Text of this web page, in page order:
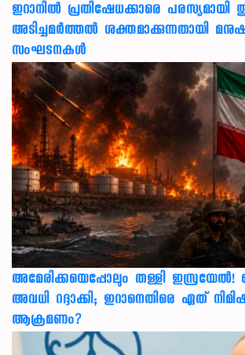
ഇറാനിൽ പ്രതിഷേധക്കാരെ പരസ്യമായി
അടിച്ചമർത്തൽ ശക്തമാക്കുന്നതായി
സംഘടനകൾ
അമേരിക്കയെപ്പോലും തള്ളി ഇസ്രയേൽ!
അവധി റദ്ദാക്കി; ഇറാനെതിരെ ഏത്
ആക്രമണം?